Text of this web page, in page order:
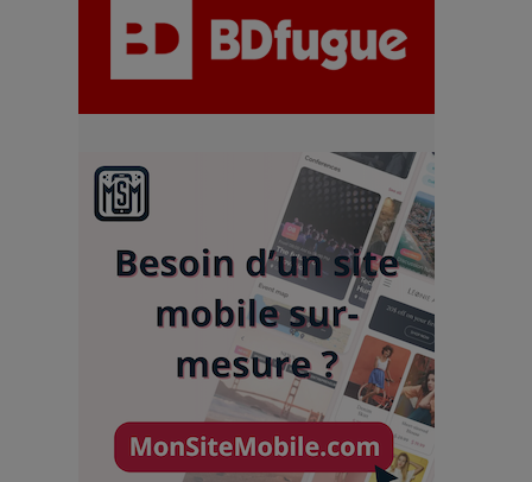
: un désastre écologique en
chiffres
7 Techniques Secrètes des
Photographes de Stars
Adieu Jean-Pat : rire au bord
du précipice
Pharaonic Festival 2025 : 10
ans d’électro sous les
montagnes, une fête à ne pas
manquer